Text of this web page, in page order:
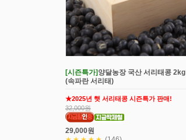
[시즌특가] 양달농장 국산 서리태콩 2kg
(속파란 서리태)
★2025년 햇 서리태콩 시즌특가 판매!
32,000원
29,000원